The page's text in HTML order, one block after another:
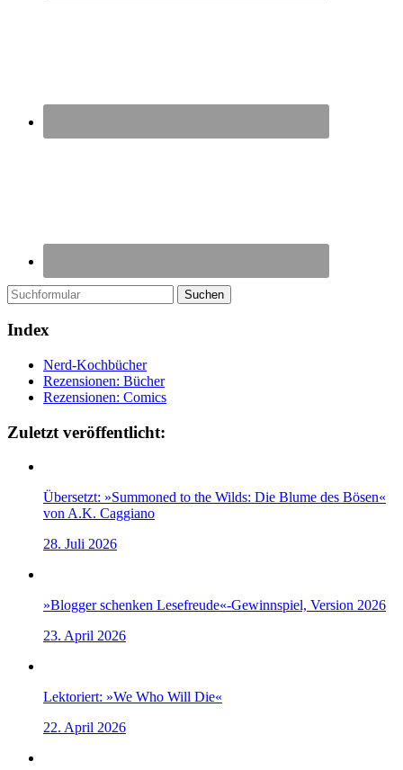
Suchen
Index
Nerd-Kochbücher
Rezensionen: Bücher
Rezensionen: Comics
Zuletzt veröffentlicht:
Übersetzt: »Summoned to the Wilds: Die Blume des Bösen«
von A.K. Caggiano
28. Juli 2026
»Blogger schenken Lesefreude«-Gewinnspiel, Version 2026
23. April 2026
Lektoriert: »We Who Will Die«
22. April 2026